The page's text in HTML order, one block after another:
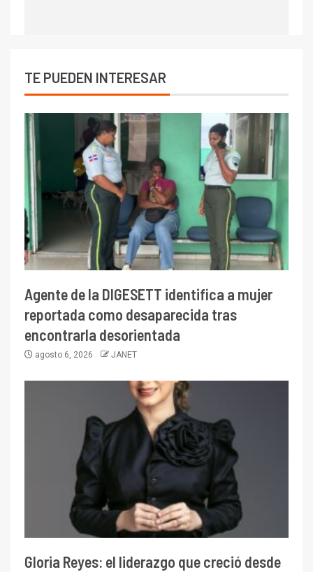
TE PUEDEN INTERESAR
Agente de la DIGESETT identifica a mujer
reportada como desaparecida tras
encontrarla desorientada
agosto 6, 2026 JANET
Gloria Reyes: el liderazgo que creció desde